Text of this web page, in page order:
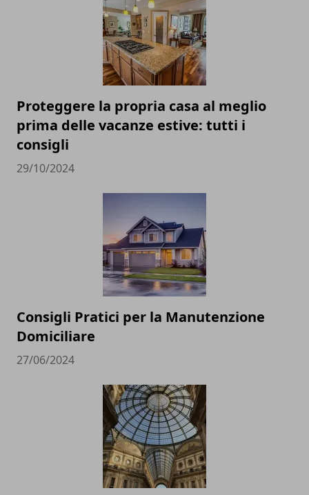
Proteggere la propria casa al meglio
prima delle vacanze estive: tutti i
consigli
29/10/2024
Consigli Pratici per la Manutenzione
Domiciliare
27/06/2024